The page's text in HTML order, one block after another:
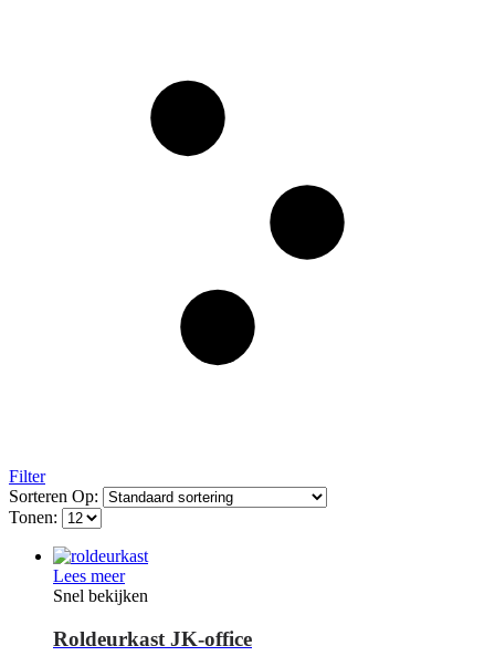
Filter
Sorteren Op:
Tonen:
Lees meer
Snel bekijken
Roldeurkast JK-office